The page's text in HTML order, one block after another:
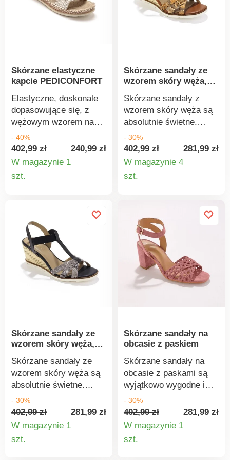
Skórzane elastyczne
kapcie PEDICONFORT
Elastyczne, doskonale
dopasowujące się, z
wężowym wzorem na
cholewce - te kapcie są
stworzone na lato!
Wkładka z pianki z
pamięcią kształtu:
idealnie dopasowuje się
pierwotnego kształtu.
Pasek na rzep z klamrą.
Dodatkowa szerokość
odpowiednia również dla
wrażliwych stóp.
- 40%
402,99 zł
240,99 zł
W magazynie 1
szt.
Skórzane sandały ze
wzorem skóry węża,
Skórzane sandały z
wzorem skóry węża są
absolutnie świetne.
Wykonane z prawdziwej
skóry wysokiej jakości.
Otwarty nosek. Paski
krzyżowe z przodu z
efektem skóry węża.
wkładka, piankowa
wyściółka na pięcie.
Klinowy obcas.
Antypoślizgowa
podeszwa. Wykonane
ze skóry pochodzącej z
garbarni
zmniejszenia wpływu na
środowisko poprzez
niższe zużycie wody i
energii.
- 30%
402,99 zł
281,99 zł
W magazynie 4
szt.
Skórzane sandały ze
wzorem skóry węża,
Skórzane sandały ze
wzorem skóry węża są
absolutnie świetne.
Wykonane z prawdziwej
skóry wysokiej jakości.
Otwarty palec u nogi.
Skrzyżowane paski z
przodu z efektem skóry
- 30%
402,99 zł
281,99 zł
W magazynie 1
szt.
Skórzane sandały na
obcasie z paskiem
Skórzane sandały na
obcasie z paskami są
wyjątkowo wygodne i
łatwe do łączenia i
dopasowywania!
Miękkie w dotyku.
Krzyżujące się paski z
plecionej skóry.
- 30%
402,99 zł
281,99 zł
W magazynie 1
szt.